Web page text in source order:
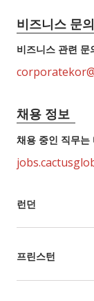
비즈니스 문의
비즈니스 관련 문
채용 정보
채용 중인 직무는
런던
프린스턴